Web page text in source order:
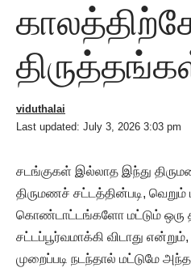
Last updated: July 3, 2026 3:03 pm
viduthalai
சடங்குகள் இல்லாத இந்து
திருமணச் சட்டத்தின்படி,
கொண்டாட்டங்களோ மட்டும் ஒரு
சட்டப்பூர்வமாக்கி விடாது
முறைப்படி நடந்தால் மட்டுமே